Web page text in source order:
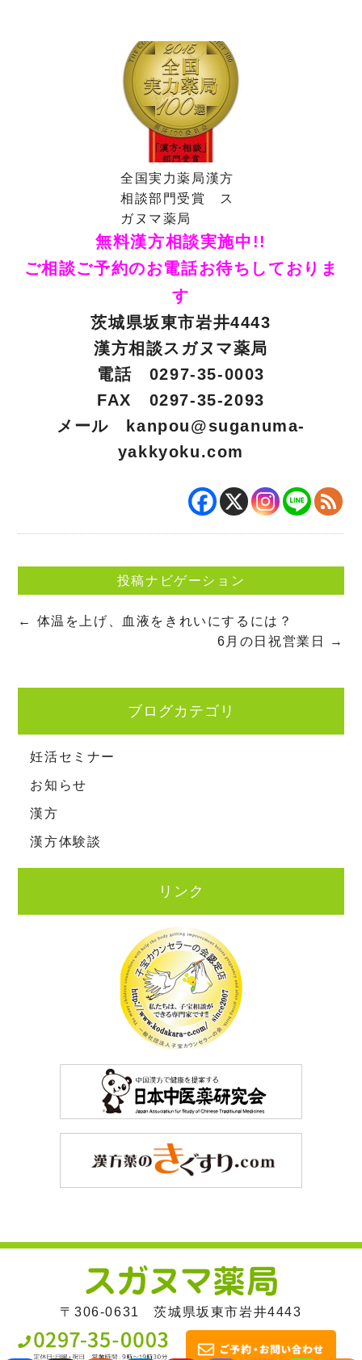
全国実力薬局漢方
相談部門受賞 ス
ガヌマ薬局
無料漢方相談実施中!!
ご相談ご予約のお電話お待ちしておりま
す
茨城県坂東市岩井4443
漢方相談スガヌマ薬局
電話 0297-35-0003
FAX 0297-35-2093
メール
kanpou@suganuma-
yakkyoku.com
投稿ナビゲーション
←
体温を上げ、血液をきれいにするには？
6月の日祝営業日
→
ブログカテゴリ
妊活セミナー
お知らせ
漢方
漢方体験談
リンク
〒306-0631 茨城県坂東市岩井4443